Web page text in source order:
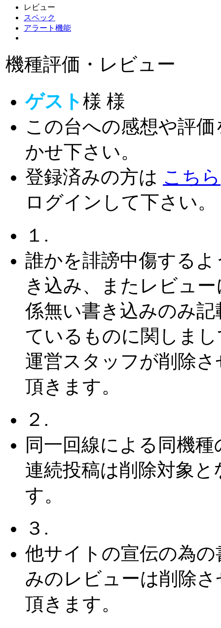
レビュー
スペック
アラート機能
機種評価・レビュー
ゲスト様 様
この台への感想や評価
かせ下さい。
登録済みの方は こちら
ログインして下さい。
１.
誰かを誹謗中傷するよ
き込み、またレビュー
係無い書き込みのみ記
ているものに関しま
運営スタッフが削除さ
頂きます。
２.
同一回線による同機種
連続投稿は削除対象と
す。
３.
他サイトの宣伝の為の
みのレビューは削除さ
頂きます。